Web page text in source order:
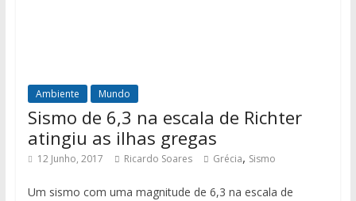
Ambiente Mundo
Sismo de 6,3 na escala de Richter
atingiu as ilhas gregas
12 Junho, 2017 Ricardo Soares Grécia, Sismo
Um sismo com uma magnitude de 6,3 na escala de